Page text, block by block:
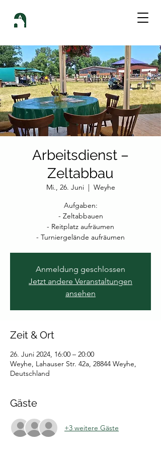
Arbeitsdienst –
Zeltabbau
Mi., 26. Juni
  |
Weyhe
Aufgaben:
- Zeltabbauen
- Reitplatz aufräumen
- Turniergelände aufräumen
Anmeldung geschlossen
Jetzt andere Veranstaltungen
ansehen
Zeit & Ort
26. Juni 2024, 16:00 – 20:00
Weyhe, Lahauser Str. 42a, 28844 Weyhe,
Deutschland
Gäste
+3 weitere Gäste